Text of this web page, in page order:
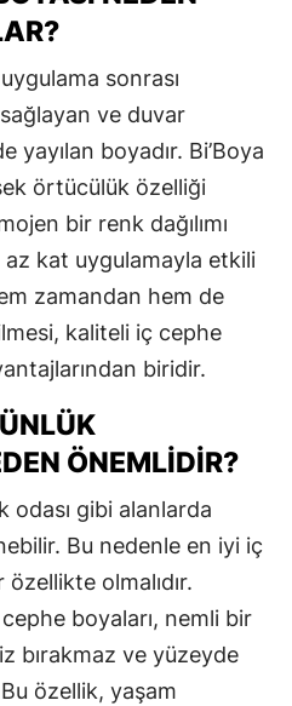
sonrası
ve duvar
yayılan boyadır. Bi’Boya
örtücülük özelliği
bir renk dağılımı
az kat uygulamayla etkili
zamandan hem de
kaliteli iç cephe
biridir.
ÖNEMLIDIR?
odası gibi alanlarda
Bu nedenle en iyi iç
olmalıdır.
cephe boyaları, nemli bir
bırakmaz ve yüzeyde
özellik, yaşam